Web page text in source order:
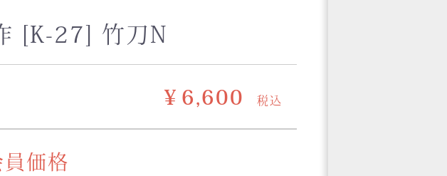
[K-27] 竹刀N
￥6,600 税込
価格